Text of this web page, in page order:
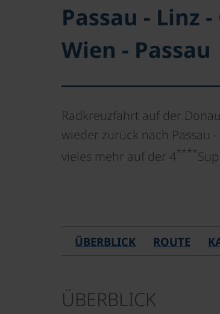
Passau - Linz
Wien - Passau
Radkreuzfahrt auf der
wieder zurück nach Passau
vieles mehr auf der 4****
ÜBERBLICK ROUTE
ÜBERBLICK